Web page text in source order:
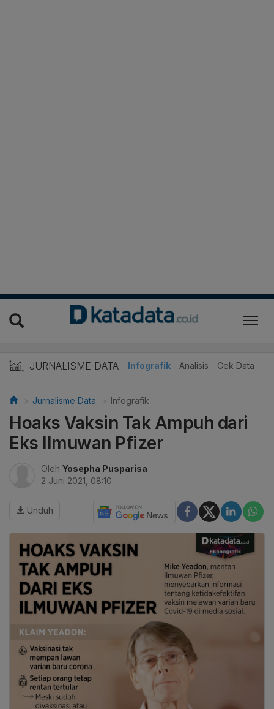
JURNALISME DATA Infografik Analisis Cek Data
Jurnalisme Data Infografik
Hoaks Vaksin Tak Ampuh dari
Eks Ilmuwan Pfizer
Oleh Yosepha Pusparisa
2 Juni 2021, 08:10
Unduh